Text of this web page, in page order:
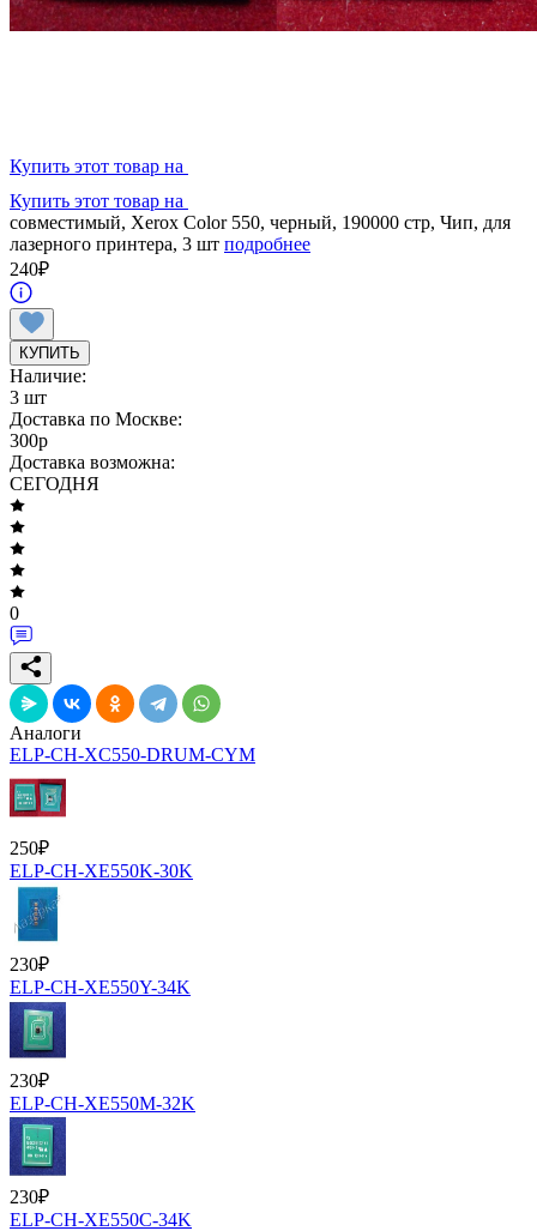
Купить этот товар на
Купить этот товар на
совместимый, Xerox Color 550, черный, 190000 стр, Чип, для
лазерного принтера, 3 шт подробнее
240₽
КУПИТЬ
Наличие:
3 шт
Доставка по Москве:
300p
Доставка возможна:
СЕГОДНЯ
0
Аналоги
ELP-CH-XC550-DRUM-CYM
250₽
ELP-CH-XE550K-30K
230₽
ELP-CH-XE550Y-34K
230₽
ELP-CH-XE550M-32K
230₽
ELP-CH-XE550C-34K